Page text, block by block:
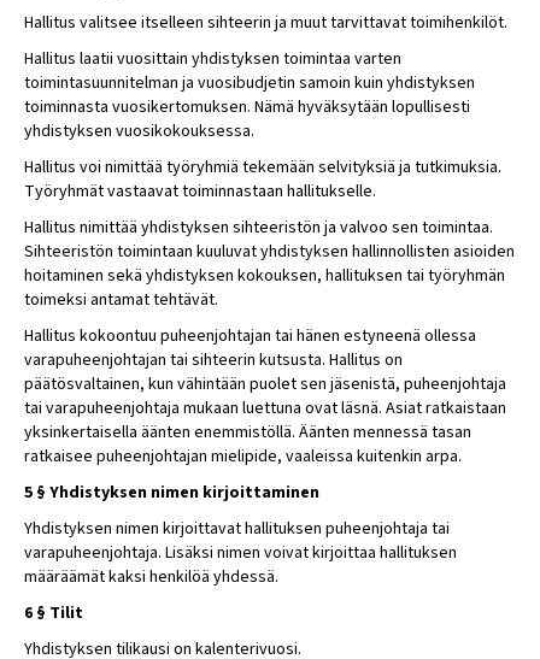
Hallitus valitsee itselleen sihteerin ja muut tarvittavat toimihenkilöt.
Hallitus laatii vuosittain yhdistyksen toimintaa varten
toimintasuunnitelman ja vuosibudjetin samoin kuin yhdistyksen
toiminnasta vuosikertomuksen. Nämä hyväksytään lopullisesti
yhdistyksen vuosikokouksessa.
Hallitus voi nimittää työryhmiä tekemään selvityksiä ja tutkimuksia.
Työryhmät vastaavat toiminnastaan hallitukselle.
Hallitus nimittää yhdistyksen sihteeristön ja valvoo sen toimintaa.
Sihteeristön toimintaan kuuluvat yhdistyksen hallinnollisten asioiden
hoitaminen sekä yhdistyksen kokouksen, hallituksen tai työryhmän
toimeksi antamat tehtävät.
Hallitus kokoontuu puheenjohtajan tai hänen estyneenä ollessa
varapuheenjohtajan tai sihteerin kutsusta. Hallitus on
päätösvaltainen, kun vähintään puolet sen jäsenistä, puheenjohtaja
tai varapuheenjohtaja mukaan luettuna ovat läsnä. Asiat ratkaistaan
yksinkertaisella äänten enemmistöllä. Äänten mennessä tasan
ratkaisee puheenjohtajan mielipide, vaaleissa kuitenkin arpa.
5 § Yhdistyksen nimen kirjoittaminen
Yhdistyksen nimen kirjoittavat hallituksen puheenjohtaja tai
varapuheenjohtaja. Lisäksi nimen voivat kirjoittaa hallituksen
määräämät kaksi henkilöä yhdessä.
6 § Tilit
Yhdistyksen tilikausi on kalenterivuosi.